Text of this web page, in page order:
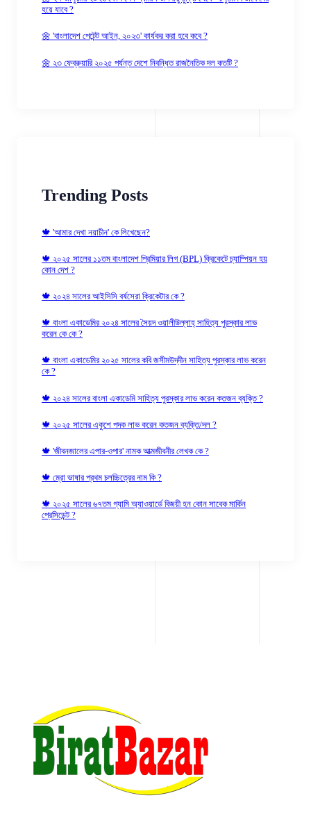
হয়ে যাবে ?
🌼 'বাংলাদেশ পেটেন্ট আইন, ২০২৩' কার্যকর করা হবে কবে ?
🌼 ২৩ ফেব্রুয়ারি ২০২৫ পর্যন্ত দেশে নিবন্ধিত রাজনৈতিক দল কতটি ?
Trending Posts
🍁 'আমার দেখা নয়াচীন' কে লিখেছেন?
🍁 ২০২৫ সালের ১১তম বাংলাদেশ প্রিমিয়ার লিগ (BPL) ক্রিকেটে চ্যাম্পিয়ন হয়
কোন দেশ ?
🍁 ২০২৪ সালের আইসিসি বর্ষসেরা ক্রিকেটার কে ?
🍁 বাংলা একাডেমির ২০২৪ সালের সৈয়দ ওয়ালীউল্লাহ্‌ সাহিত্য পুরস্কার লাভ
করেন কে কে ?
🍁 বাংলা একাডেমির ২০২৫ সালের কবি জসীমউদ্‌দীন সাহিত্য পুরস্কার লাভ করেন
কে ?
🍁 ২০২৪ সালের বাংলা একাডেমি সাহিত্য পুরস্কার লাভ করেন কতজন ব্যক্তি ?
🍁 ২০২৫ সালের একুশে পদক লাভ করেন কতজন ব্যক্তি/দল ?
🍁 'জীবনজালের এপার-ওপার' নামক আত্মজীবনীর লেখক কে ?
🍁 ম্রো ভাষার প্রথম চলচ্চিত্রের নাম কি ?
🍁 ২০২৫ সালের ৬৭তম গ্যামি অ্যাওয়ার্ডে বিজয়ী হন কোন সাবেক মার্কিন
প্রেসিডেন্ট ?